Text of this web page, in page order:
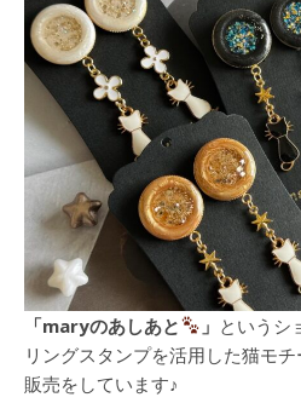
「maryのあしあと 」 というシ
リングスタンプを活用した猫モ
販売をしています♪